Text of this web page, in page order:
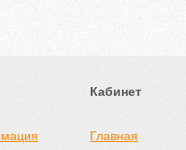
Кабинет
Главная